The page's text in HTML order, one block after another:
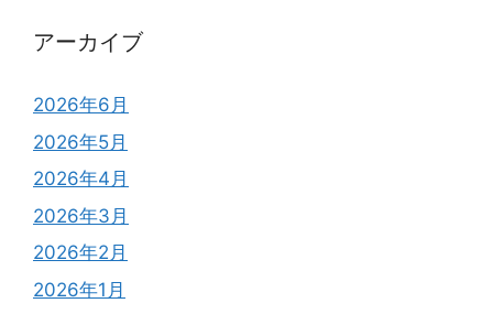
アーカイブ
2026年6月
2026年5月
2026年4月
2026年3月
2026年2月
2026年1月